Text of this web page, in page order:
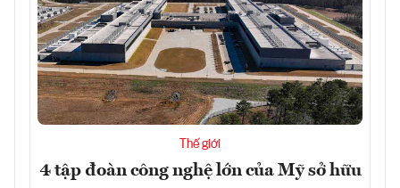
Thế giới
4 tập đoàn công nghệ lớn của Mỹ sở hữu